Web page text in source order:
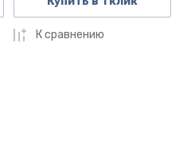
К сравнению